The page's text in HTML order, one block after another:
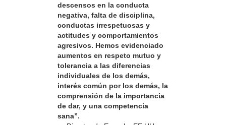
descensos en la conducta
negativa, falta de disciplina,
conductas irrespetuosas y
actitudes y comportamientos
agresivos. Hemos evidenciado
aumentos en respeto mutuo y
tolerancia a las diferencias
individuales de los demás,
interés común por los demás, la
comprensión de la importancia
de dar, y una competencia
sana”.